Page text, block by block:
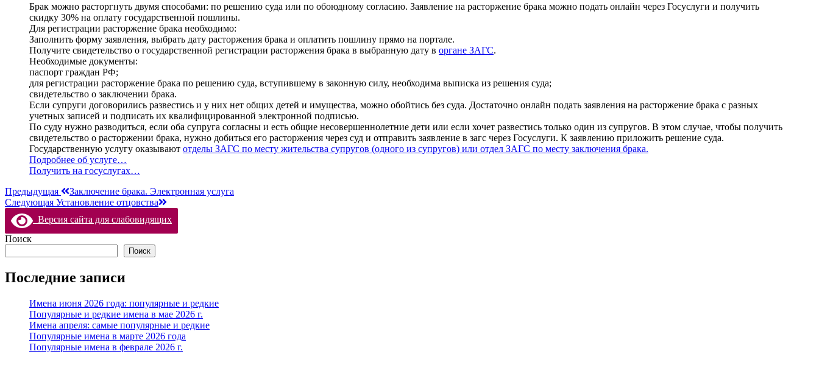
Брак можно расторгнуть двумя способами: по решению суда или по обоюдному согласию. Заявление на расторжение брака можно подать онлайн через Госуслуги и получить
скидку 30% на оплату государственной пошлины.
Для регистрации расторжение брака необходимо:
Заполнить форму заявления, выбрать дату расторжения брака и оплатить пошлину прямо на портале.
Получите свидетельство о государственной регистрации расторжения брака в выбранную дату в органе ЗАГС.
Необходимые документы:
паспорт граждан РФ;
для регистрации расторжение брака по решению суда, вступившему в законную силу, необходима выписка из решения суда;
свидетельство о заключении брака.
Если супруги договорились развестись и у них нет общих детей и имущества, можно обойтись без суда. Достаточно онлайн подать заявления на расторжение брака с разных
учетных записей и подписать их квалифицированной электронной подписью.
По суду нужно разводиться, если оба супруга согласны и есть общие несовершеннолетние дети или если хочет развестись только один из супругов. В этом случае, чтобы получить
свидетельство о расторжении брака, нужно добиться его расторжения через суд и отправить заявление в загс через Госуслуги. К заявлению приложить решение суда.
Государственную услугу оказывают отделы ЗАГС по месту жительства супругов (одного из супругов) или отдел ЗАГС по месту заключения брака.
Подробнее об услуге…
Получить на госуслугах…
Предыдущая
Заключение брака. Электронная услуга
Следующая Установление отцовства
Версия сайта для слабовидящих
Поиск
Поиск
Последние записи
Имена июня 2026 года: популярные и редкие
Популярные и редкие имена в мае 2026 г.
Имена апреля: самые популярные и редкие
Популярные имена в марте 2026 года
Популярные имена в феврале 2026 г.